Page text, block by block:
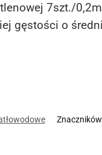
7szt./
gęstości o